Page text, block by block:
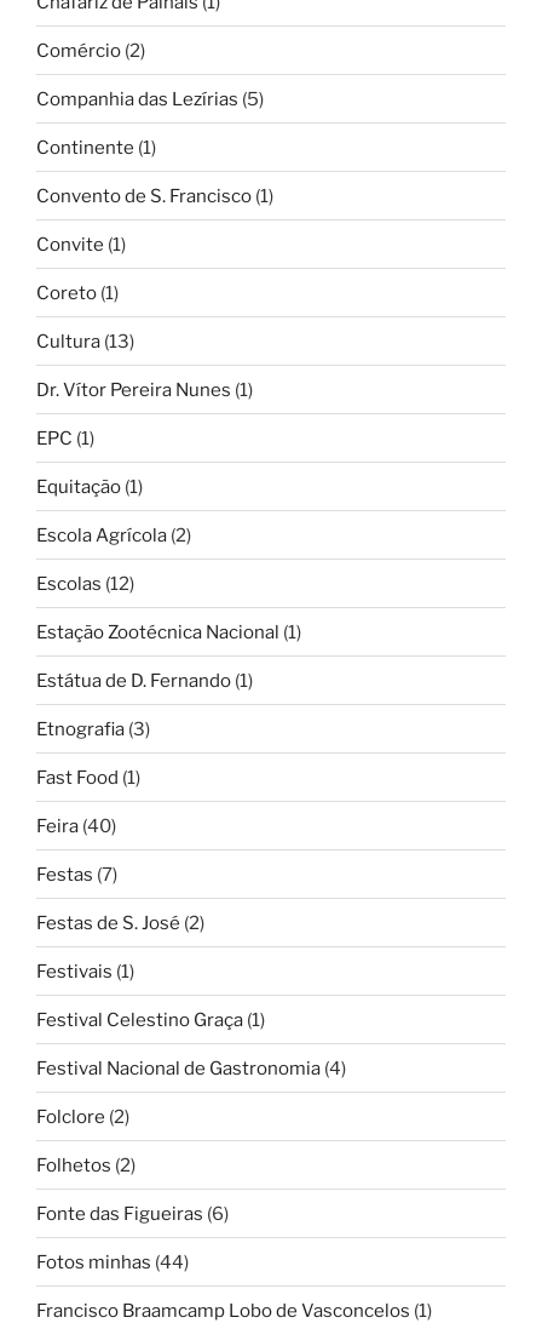
Comércio (2)
Companhia das Lezírias (5)
Continente (1)
Convento de S. Francisco (1)
Convite (1)
Coreto (1)
Cultura (13)
Dr. Vítor Pereira Nunes (1)
EPC (1)
Equitação (1)
Escola Agrícola (2)
Escolas (12)
Estação Zootécnica Nacional (1)
Estátua de D. Fernando (1)
Etnografia (3)
Fast Food (1)
Feira (40)
Festas (7)
Festas de S. José (2)
Festivais (1)
Festival Celestino Graça (1)
Festival Nacional de Gastronomia (4)
Folclore (2)
Folhetos (2)
Fonte das Figueiras (6)
Fotos minhas (44)
Francisco Braamcamp Lobo de Vasconcelos (1)